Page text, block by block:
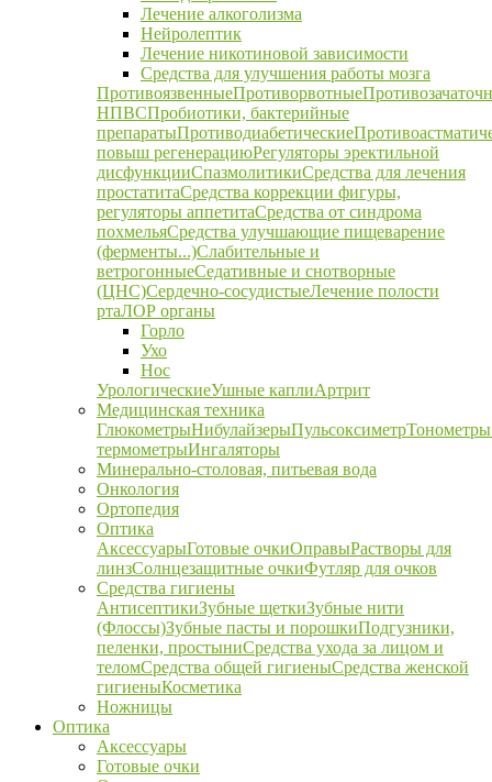
Лечение алкоголизма
Нейролептик
Лечение никотиновой зависимости
Средства для улучшения работы мозга
ПротивоязвенныеПротиворвотные
НПВСПробиотики, бактерийные
препаратыПротиводиабетические
повыш регенерациюРегуляторы эректильной
дисфункцииСпазмолитикиСредства для лечения
простатитаСредства коррекции фигуры,
регуляторы аппетитаСредства от синдрома
похмельяСредства улучшающие пищеварение
(ферменты...)Слабительные и
ветрогонныеСедативные и снотворные
(ЦНС)Сердечно-сосудистыеЛечение полости
ртаЛОР органы
Горло
Ухо
Нос
УрологическиеУшные каплиАртрит
Медицинская техника
ГлюкометрыНибулайзерыПульсоксиметрТонометры
термометрыИнгаляторы
Минерально-столовая, питьевая вода
Онкология
Ортопедия
Оптика
АксессуарыГотовые очкиОправыРастворы для
линзСолнцезащитные очкиФутляр для очков
Средства гигиены
АнтисептикиЗубные щеткиЗубные нити
(Флоссы)Зубные пасты и порошкиПодгузники,
пеленки, простыниСредства ухода за лицом и
теломСредства общей гигиеныСредства женской
гигиеныКосметика
Ножницы
Оптика
Аксессуары
Готовые очки